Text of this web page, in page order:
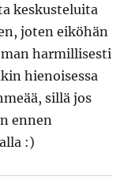
keskusteluita
joten eiköhän
harmillisesti
hienoisessa
sillä jos
ennen
:)